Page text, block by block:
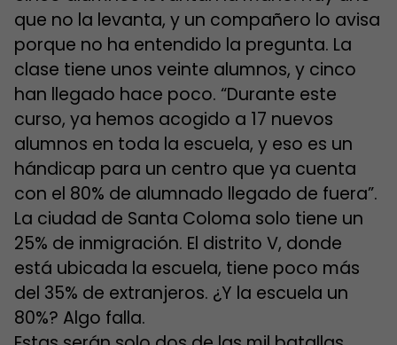
que no la levanta, y un compañero lo avisa
porque no ha entendido la pregunta. La
clase tiene unos veinte alumnos, y cinco
han llegado hace poco. “Durante este
curso, ya hemos acogido a 17 nuevos
alumnos en toda la escuela, y eso es un
hándicap para un centro que ya cuenta
con el 80% de alumnado llegado de fuera”.
La ciudad de Santa Coloma solo tiene un
25% de inmigración. El distrito V, donde
está ubicada la escuela, tiene poco más
del 35% de extranjeros. ¿Y la escuela un
80%? Algo falla.